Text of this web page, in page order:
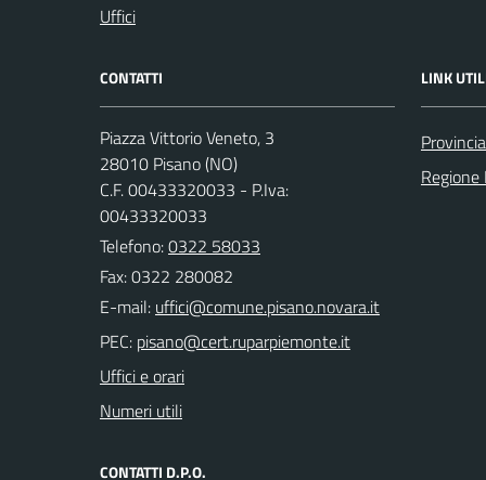
Uffici
CONTATTI
Piazza Vittorio Veneto, 3
28010 Pisano (NO)
C.F. 00433320033 - P.Iva:
00433320033
Telefono:0322 58033
Fax: 0322 280082
E-mail:
PEC:
Uffici e orari
Numeri utili
CONTATTI D.P.O.
LINK